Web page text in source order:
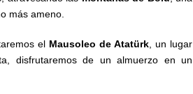
más ameno.
el Mausoleo de Atatürk , un lugar
disfrutaremos de un almuerzo en un